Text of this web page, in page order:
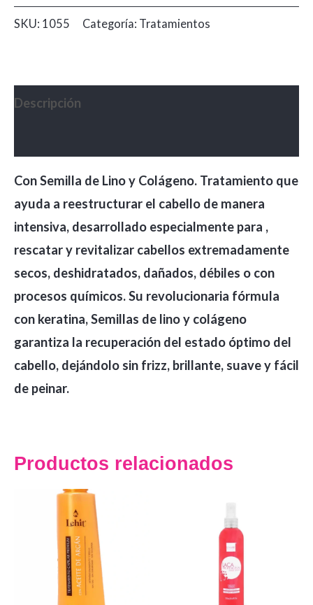
In
Ultra
cantidad
SKU: 1055 Categoría: Tratamientos
Descripción
Con Semilla de Lino y Colágeno. Tratamiento que
ayuda a reestructurar el cabello de manera
intensiva, desarrollado especialmente para ,
rescatar y revitalizar cabellos extremadamente
secos, deshidratados, dañados, débiles o con
procesos químicos. Su revolucionaria fórmula
con keratina, Semillas de lino y colágeno
garantiza la recuperación del estado óptimo del
cabello, dejándolo sin frizz, brillante, suave y fácil
de peinar.
Productos relacionados